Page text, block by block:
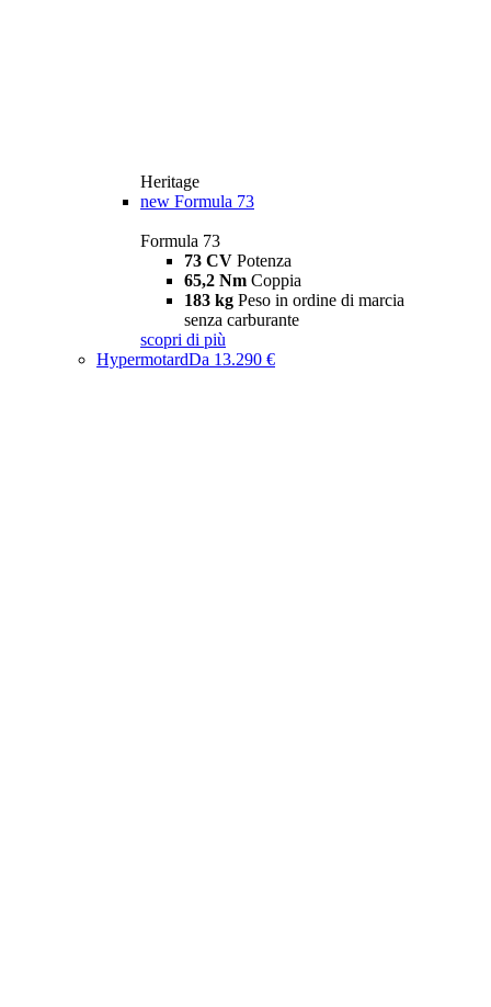
Heritage
new Formula 73
Formula 73
73 CV Potenza
65,2 Nm Coppia
183 kg Peso in ordine di marcia
senza carburante
scopri di più
HypermotardDa 13.290 €